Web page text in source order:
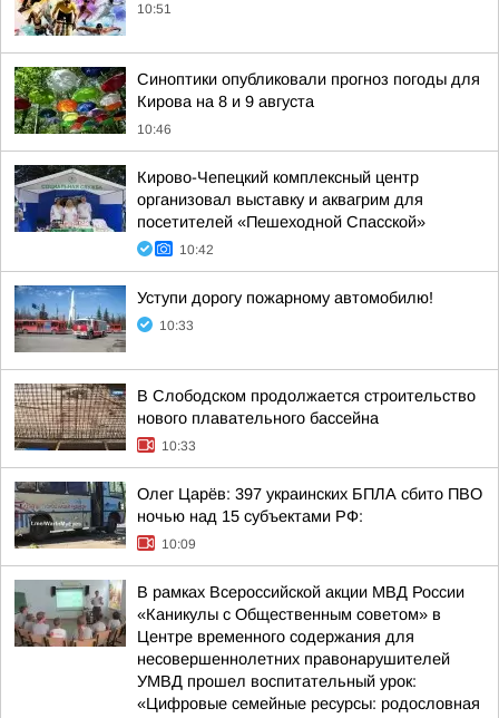
10:51
Синоптики опубликовали прогноз погоды для
Кирова на 8 и 9 августа
10:46
Кирово-Чепецкий комплексный центр
организовал выставку и аквагрим для
посетителей «Пешеходной Спасской»
10:42
Уступи дорогу пожарному автомобилю!
10:33
В Слободском продолжается строительство
нового плавательного бассейна
10:33
Олег Царёв: 397 украинских БПЛА сбито ПВО
ночью над 15 субъектами РФ:
10:09
В рамках Всероссийской акции МВД России
«Каникулы с Общественным советом» в
Центре временного содержания для
несовершеннолетних правонарушителей
УМВД прошел воспитательный урок:
«Цифровые семейные ресурсы: родословная